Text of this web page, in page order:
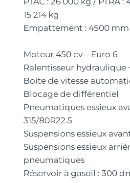
15 214 kg
Empattement : 4500 mm
Moteur 450 cv – Euro 6
Ralentisseur hydraulique
Boite de vitesse
Blocage de différentiel
Pneumatiques essieux
315/80R22.5
Suspensions essieux
Suspensions essieux
pneumatiques
Réservoir à gasoil : 300